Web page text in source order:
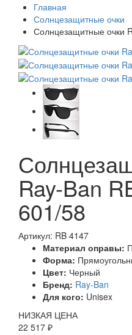
Главная
Солнцезащитные очки
Солнцезащитные очки
Ray-Ban
601/58
Артикул: RB 4147
Материал оправы:
Форма:
Цвет: Черный
Бренд: Ray-Ban
Для кого: Unisex
НИЗКАЯ ЦЕНА
22 517 ₽